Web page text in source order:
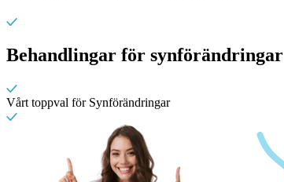
Behandlingar för synförändringar
Vårt toppval för Synförändringar